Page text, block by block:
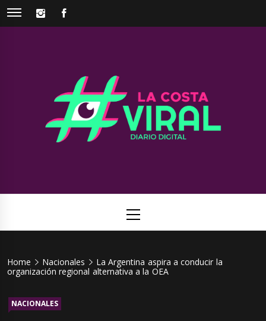
Skip
INSTAGRAM
Viral
Menu
Home Nacionales
La Argentina aspira a conducir la
organización regional alternativa a la OEA
NACIONALES